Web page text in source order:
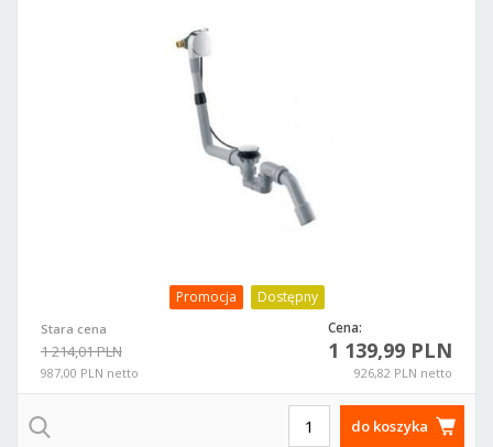
Promocja Dostępny
Stara cena
1 214,01 PLN
987,00 PLN netto
Cena:
1 139,99 PLN
926,82 PLN netto
do koszyka